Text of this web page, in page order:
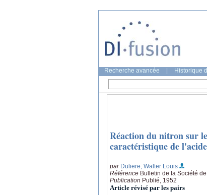
Recherche avancée Historique
Réaction du nitron sur
caractéristique de
par Duliere, Walter Louis
Référence Bulletin de la Société
Publication Publié, 1952
Article révisé par les pairs